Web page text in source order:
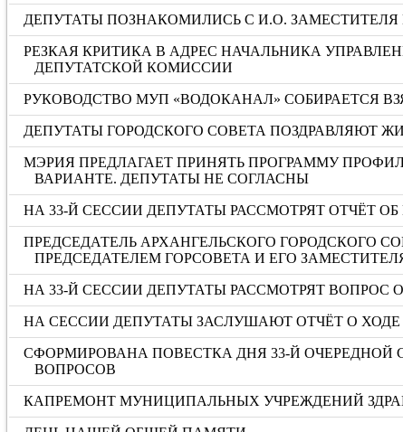
ДЕПУТАТЫ ПОЗНАКОМИЛИСЬ С И.О.
РЕЗКАЯ КРИТИКА В АДРЕС НАЧАЛЬНИКА
ДЕПУТАТСКОЙ КОМИССИИ
РУКОВОДСТВО МУП «ВОДОКАНАЛ» СОБИРАЕТСЯ
ДЕПУТАТЫ ГОРОДСКОГО СОВЕТА ПОЗДРАВЛЯЮТ
МЭРИЯ ПРЕДЛАГАЕТ ПРИНЯТЬ ПРОГРАММУ
ВАРИАНТЕ. ДЕПУТАТЫ НЕ СОГЛАСНЫ
НА 33-Й СЕССИИ ДЕПУТАТЫ РАССМОТРЯТ ОТЧЁТ
ПРЕДСЕДАТЕЛЬ АРХАНГЕЛЬСКОГО ГОРОДСКОГО
ПРЕДСЕДАТЕЛЕМ ГОРСОВЕТА И ЕГО
НА 33-Й СЕССИИ ДЕПУТАТЫ РАССМОТРЯТ
НА СЕССИИ ДЕПУТАТЫ ЗАСЛУШАЮТ ОТЧЁТ О ХОДЕ
СФОРМИРОВАНА ПОВЕСТКА ДНЯ 33-Й ОЧЕРЕДНОЙ
ВОПРОСОВ
КАПРЕМОНТ МУНИЦИПАЛЬНЫХ УЧРЕЖДЕНИЙ